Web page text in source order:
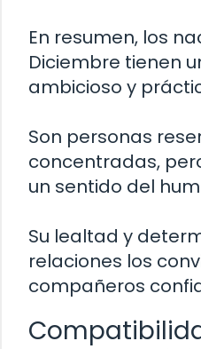
En resumen, los
Diciembre tienen
ambicioso y
Son personas
concentradas,
un sentido del
Su lealtad y
relaciones los
compañeros